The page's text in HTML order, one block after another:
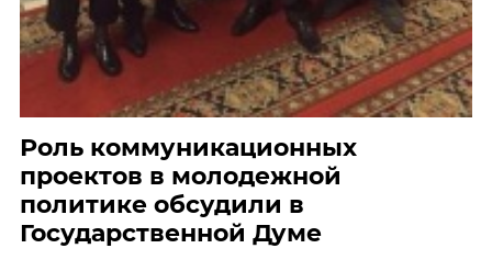
Роль коммуникационных
проектов в молодежной
политике обсудили в
Государственной Думе